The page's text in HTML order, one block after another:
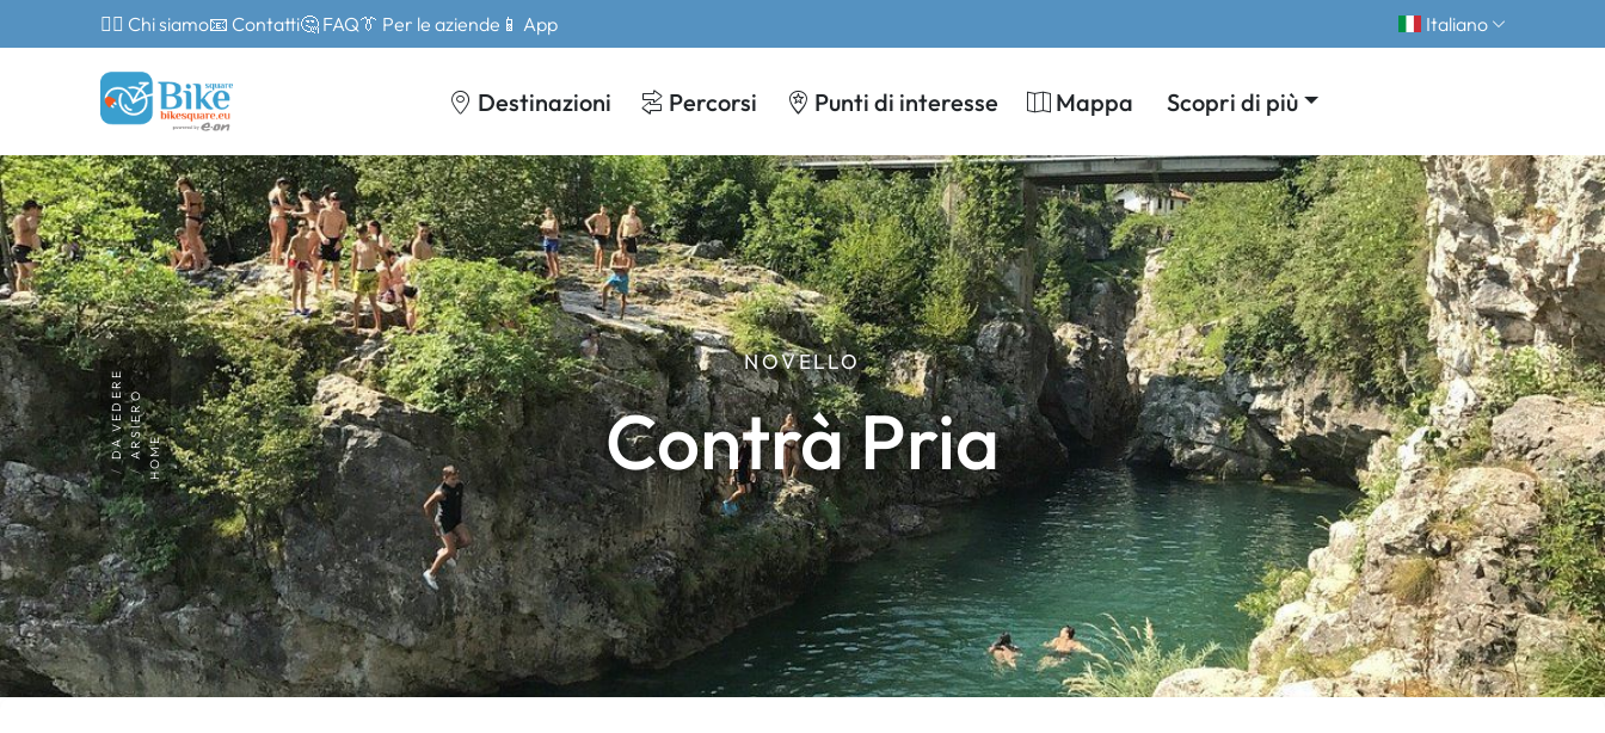
🙎‍♂️ Chi siamo📧 Contatti🤔 FAQ👔 Per le aziende 📱 App Italiano
Destinazioni Percorsi Punti di interesse Mappa Scopri di più
NOVELLO
Contrà Pria
HOME
ARSIERO
DA VEDERE